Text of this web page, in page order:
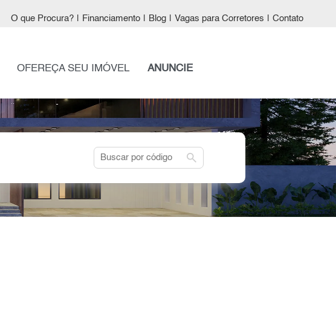
O que Procura? Financiamento Blog Vagas para Corretores Contato
OFEREÇA SEU IMÓVEL ANUNCIE
search